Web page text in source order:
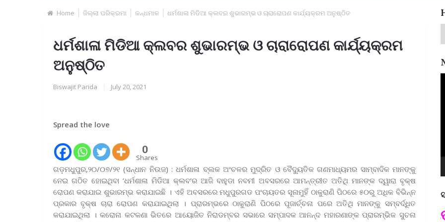
Home ଜିଲ୍ଲା ପରିକ୍ରମା କନ୍ଧମାଳ ଧର୍ମଶାଳା ମିଡିଆ କ୍ଲବର ଶୁଭାରମ୍ଭ ଓ ଚାରାରୋପଣ କାର୍ଯ୍ୟକ୍ରମ ଅନୁଷ୍ଠିତ
ଧର୍ମଶାଳା ମିଡିଆ କ୍ଲବର ଶୁଭାରମ୍ଭ ଓ ଚାରାରୋପଣ କାର୍ଯ୍ୟକ୍ରମ
ଅନୁଷ୍ଠିତ
Biswajit Parida July 20, 2021
Spread the love
0
Shares
ଗଡ଼ମଧୁପୁର,୨୦/୦୭/୨୧ (ସନ୍ଧାନ ନିଉଜ) : ଧର୍ମଶାଳା ବ୍ଲକ ଅଂଚଳର ମୁଦ୍ରିତ ଓ ବୈଦ୍ୟୁତିକ ଗଣମାଧ୍ୟମର ସାମ୍ବାଦିକ ମାନଙ୍କୁ
ନେଇ ଗଠିତ ହୋଇଥିବା ‘ଧର୍ମଶାଳା ମିଡିଆ କ୍ଲବ’ର ଆଜି ବାହୁଡା ନବମୀ ଅବସରରେ ଆମନ୍ତ୍ରୀତ ଅତିଥି ମାନଙ୍କ ଦ୍ୱାରା ବୃକ୍ଷ
ରୋପଣ କରାଯାଇ ଶୁଭାରମ୍ଭ କରାଯାଇଛି । ଏହି ଅବସରରେ ମଧୁପୁରଗଡ ପଂଚାୟତର ସୂନାମୁହିଁ ଠାକୁରାଣି ପିଠରେ ୫୦ରୁ ଅଧିକ ବିଭିନ୍ନ
ପ୍ରକାର ବୃକ୍ଷ ଚାରା ରୋପଣ କରାଯାଇଥିଲା । ପ୍ରାରମ୍ଭରେ ଠାକୁରାଣି ପିଠରେ ପୂଜାର୍ଚ୍ଚନା ପରେ ଅତିଥି ମାନଙ୍କୁ ସମ୍ବର୍ଦ୍ଧିତ
କରାଯାଇଥିଲା । କରୋନା କଟକଣା ଭିତରେ ଆୟୋଜିତ ନିରାଡମ୍ବର ସଭାରେ ସମ୍ପାଦକ ଆନନ୍ଦ ମହାରଣାଙ୍କ ପ୍ରାରମ୍ଭିକ ସୁଚନା
ପଦ୍ମଶ୍ରୀ ଜୟନ୍ତ ମହାପାତ୍ର